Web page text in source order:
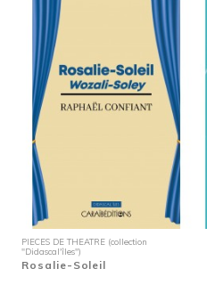
PIECES DE THEATRE (collection
"Didascal'îles")
Rosalie-Soleil